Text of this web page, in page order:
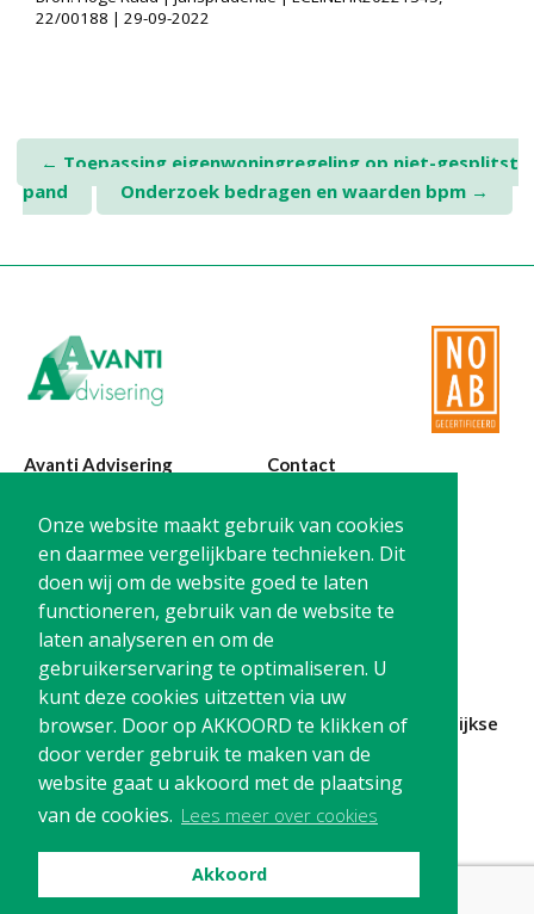
Onze website maakt gebruik van cookies
en daarmee vergelijkbare technieken. Dit
doen wij om de website goed te laten
functioneren, gebruik van de website te
laten analyseren en om de
gebruikerservaring te optimaliseren. U
kunt deze cookies uitzetten via uw
browser. Door op AKKOORD te klikken of
door verder gebruik te maken van de
website gaat u akkoord met de plaatsing
van de cookies. Lees meer over cookies
Akkoord
22/00188 | 29-09-2022
Post
navigation
← Toepassing eigenwoningregeling op niet-gesplitst
pand
Onderzoek bedragen en waarden bpm →
Avanti Advisering
Poelstraat 4
1441 RR Purmerend
Contact
T: 0299-420870
@:
info@avanti-
advisering.nl
BTW: NL861212733B01
Blijf op de hoogte en schrijf je in voor onze maandelijkse
nieuwsbrief
Schrijf me in!
Privacy Cookies Disclaimer